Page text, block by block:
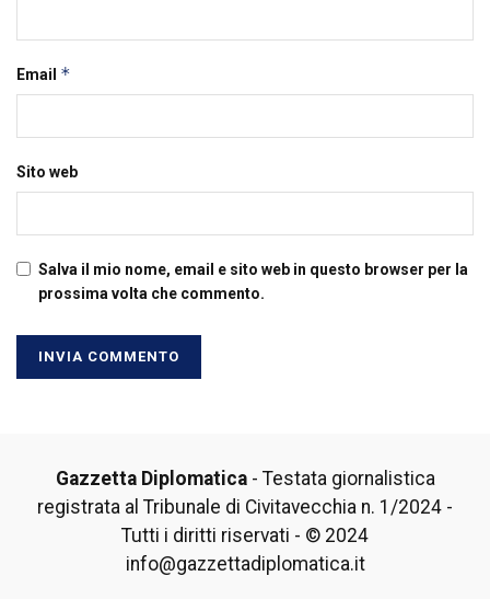
Email *
Sito web
Salva il mio nome, email e sito web in questo browser per la
prossima volta che commento.
Gazzetta Diplomatica- Testata giornalistica
registrata al Tribunale di Civitavecchia n. 1/2024 -
Tutti i diritti riservati - © 2024
info@gazzettadiplomatica.it